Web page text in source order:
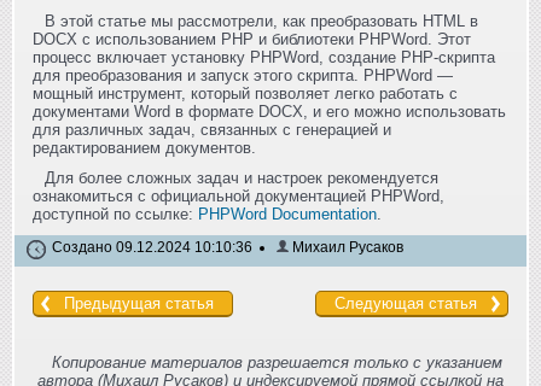
В этой статье мы рассмотрели, как преобразовать HTML в
DOCX с использованием PHP и библиотеки PHPWord. Этот
процесс включает установку PHPWord, создание PHP-скрипта
для преобразования и запуск этого скрипта. PHPWord —
мощный инструмент, который позволяет легко работать с
документами Word в формате DOCX, и его можно использовать
для различных задач, связанных с генерацией и
редактированием документов.
Для более сложных задач и настроек рекомендуется
ознакомиться с официальной документацией PHPWord,
доступной по ссылке: PHPWord Documentation
Создано 09.12.2024 10:10:36 Михаил Русаков
Предыдущая статья Следующая статья
Копирование материалов разрешается только с указанием
автора (Михаил Русаков) и индексируемой прямой ссылкой на